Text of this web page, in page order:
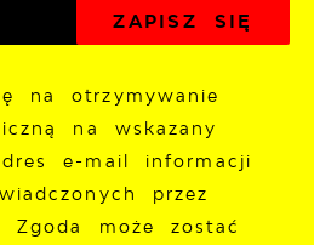
na otrzymywanie
na wskazany
e-mail informacji
przez
Zgoda może zostać